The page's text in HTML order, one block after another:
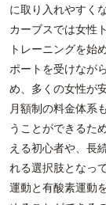
に取り入れやすく
カーブスでは女性
トレーニングを始
ポートを受けなが
め、多くの女性が
月額制の料金体系
うことができるた
える初心者や、長
れる選択肢となっ
運動と有酸素運動